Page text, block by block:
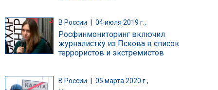
В России 04 июля 2019 г.,
Росфинмониторинг включил
журналистку из Пскова в список
террористов и экстремистов
В России 05 марта 2020 г.,